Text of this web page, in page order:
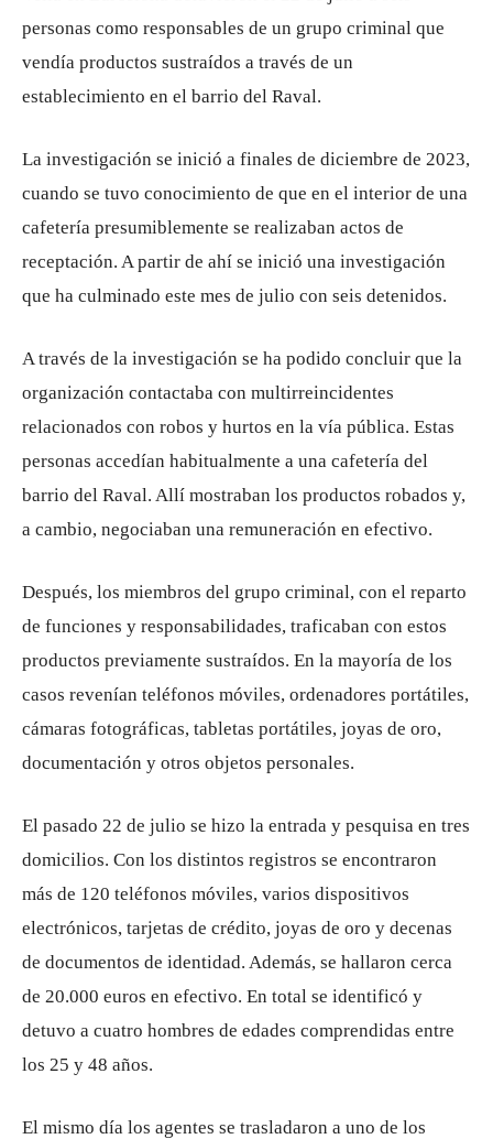
personas como responsables de un grupo criminal que
vendía productos sustraídos a través de un
establecimiento en el barrio del Raval.
La investigación se inició a finales de diciembre de 2023,
cuando se tuvo conocimiento de que en el interior de una
cafetería presumiblemente se realizaban actos de
receptación. A partir de ahí se inició una investigación
que ha culminado este mes de julio con seis detenidos.
A través de la investigación se ha podido concluir que la
organización contactaba con multirreincidentes
relacionados con robos y hurtos en la vía pública. Estas
personas accedían habitualmente a una cafetería del
barrio del Raval. Allí mostraban los productos robados y,
a cambio, negociaban una remuneración en efectivo.
Después, los miembros del grupo criminal, con el reparto
de funciones y responsabilidades, traficaban con estos
productos previamente sustraídos. En la mayoría de los
casos revenían teléfonos móviles, ordenadores portátiles,
cámaras fotográficas, tabletas portátiles, joyas de oro,
documentación y otros objetos personales.
El pasado 22 de julio se hizo la entrada y pesquisa en tres
domicilios. Con los distintos registros se encontraron
más de 120 teléfonos móviles, varios dispositivos
electrónicos, tarjetas de crédito, joyas de oro y decenas
de documentos de identidad. Además, se hallaron cerca
de 20.000 euros en efectivo. En total se identificó y
detuvo a cuatro hombres de edades comprendidas entre
los 25 y 48 años.
El mismo día los agentes se trasladaron a uno de los